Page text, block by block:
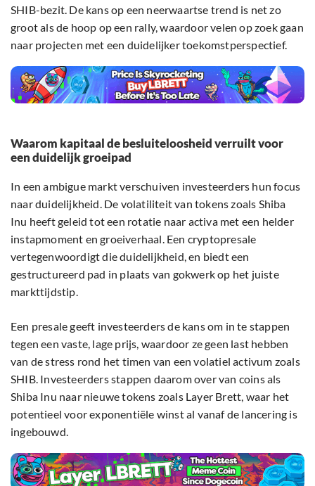
SHIB-bezit. De kans op een neerwaartse trend is net zo
groot als de hoop op een rally, waardoor velen op zoek gaan
naar projecten met een duidelijker toekomstperspectief.
Waarom kapitaal de besluiteloosheid verruilt voor
een duidelijk groeipad
In een ambigue markt verschuiven investeerders hun focus
naar duidelijkheid. De volatiliteit van tokens zoals Shiba
Inu heeft geleid tot een rotatie naar activa met een helder
instapmoment en groeiverhaal. Een cryptopresale
vertegenwoordigt die duidelijkheid, en biedt een
gestructureerd pad in plaats van gokwerk op het juiste
markttijdstip.
Een presale geeft investeerders de kans om in te stappen
tegen een vaste, lage prijs, waardoor ze geen last hebben
van de stress rond het timen van een volatiel activum zoals
SHIB. Investeerders stappen daarom over van coins als
Shiba Inu naar nieuwe tokens zoals Layer Brett, waar het
potentieel voor exponentiële winst al vanaf de lancering is
ingebouwd.